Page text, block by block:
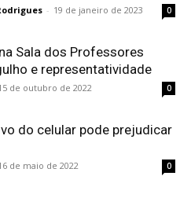
- 19 de janeiro de 2023 0
Sala dos Professores
e representatividade
de outubro de 2022 0
do celular pode prejudicar
de maio de 2022 0